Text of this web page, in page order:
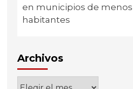
en municipios de menos
habitantes
Archivos
Archivos